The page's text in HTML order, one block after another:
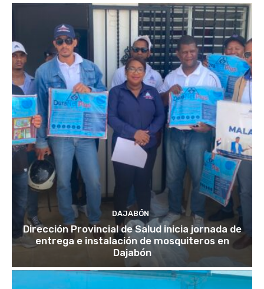
DAJABÓN
Dirección Provincial de Salud inicia jornada de
entrega e instalación de mosquiteros en
Dajabón